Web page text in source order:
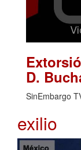
D.
SinEmbargo
exilio